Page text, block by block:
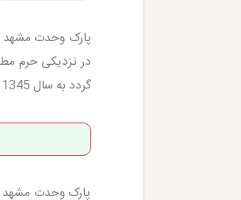
گردد به سال 1345 که از آن زمان تا کنون بخش های ورزشی و تفریحی متععدی را در آن احداث کرده اند.
پارک وحدت مشهد